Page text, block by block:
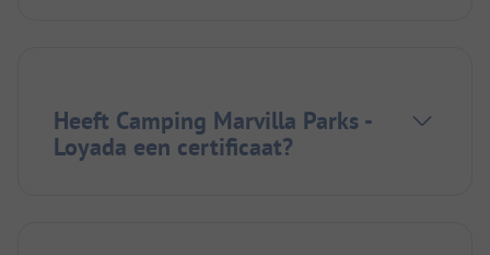
Heeft Camping Marvilla Parks -
Loyada een certificaat?